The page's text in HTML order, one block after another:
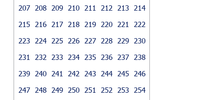
207
208 209 210 211 212 213
214
215
216 217 218 219 220 221
222
223
224 225 226 227 228 229
230
231
232 233 234 235 236 237
238
239
240 241 242 243 244 245
246
247
248 249 250 251 252 253
254